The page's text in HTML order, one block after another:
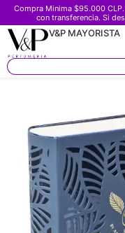
Compra Minima $95.000
con transferencia. Si
V&P MAYORISTA